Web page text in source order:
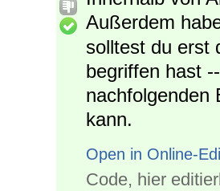
Außerdem
solltest du erst
begriffen hast
nachfolgenden
kann.
Open in Online-
Code, hier